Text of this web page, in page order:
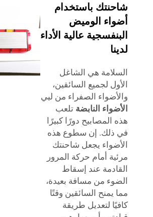
شاحنتك باستخدام
أضواء الوميض
البنفسجية عالية الأداء
لدينا
السلامة هي الشاغل
الأول لجميع السائقين،
والأضواء الصفراء من ليي
الأضواء النابضة تلعب
هذه المصابيح دورًا كبيرًا
في ذلك. إن سطوع هذه
الأضواء يجعل شاحنتك
مرئية أمام حركة المرور
القادمة عند إسقاط
الضوء من مسافة بعيدة،
مما يمنح السائقين وقتًا
كافيًا لتعديل طريقة